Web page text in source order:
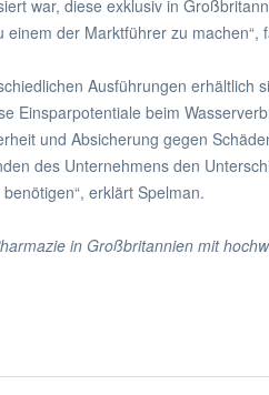
war, diese exklusiv in
der Marktführer zu machen“,
Ausführungen erhältlich
Einsparpotentiale beim
und Absicherung gegen
des Unternehmens den
erklärt Spelman.
in Großbritannien mit